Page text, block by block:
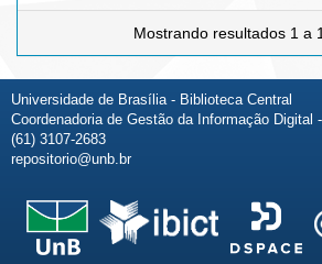
Mostrando resultados 1 a
Universidade de Brasília - Biblioteca Central
Coordenadoria de Gestão da Informação Digital
(61) 3107-2683
repositorio@unb.br